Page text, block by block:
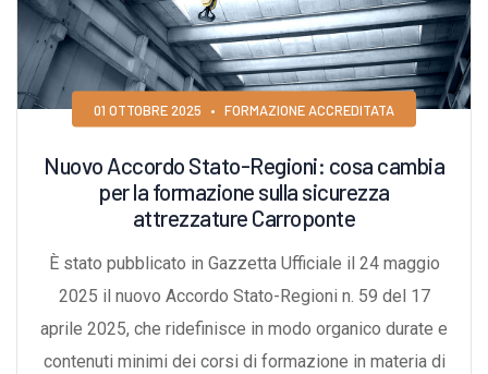
01 OTTOBRE 2025 • FORMAZIONE ACCREDITATA
Nuovo Accordo Stato-Regioni: cosa cambia
per la formazione sulla sicurezza
attrezzature Carroponte
È stato pubblicato in Gazzetta Ufficiale il 24 maggio
2025 il nuovo Accordo Stato-Regioni n. 59 del 17
aprile 2025, che ridefinisce in modo organico durate e
contenuti minimi dei corsi di formazione in materia di